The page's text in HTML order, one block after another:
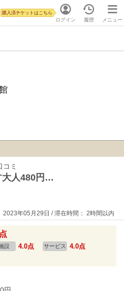
ログイン
購入済チケットはこちら
履歴 メニュー
ミ
大人480円…
年05月29日 / 滞在時間： 2時間以内
設 4.0点 サービス 4.0点